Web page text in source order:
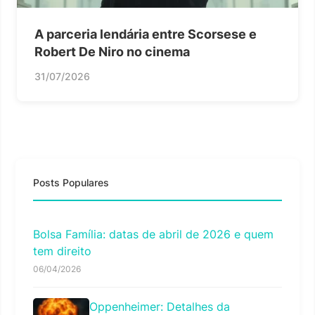
A parceria lendária entre Scorsese e
Robert De Niro no cinema
31/07/2026
Posts Populares
Bolsa Família: datas de abril de 2026 e quem
tem direito
06/04/2026
Oppenheimer: Detalhes da